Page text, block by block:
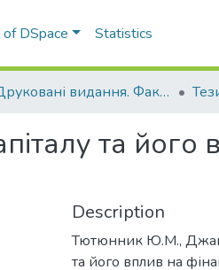
DSpace Statistics
Друковані видання. Факультет обліку та фінансів
та його
Description
Тютюнник Ю.М.,
та його вплив на